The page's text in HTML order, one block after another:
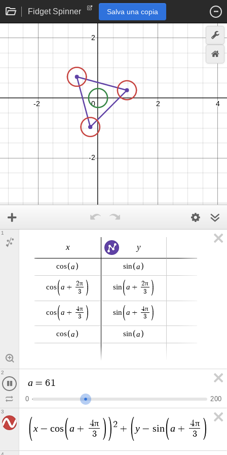
Fidget Spinner Salva una copia
x y
cos a sin a
cos a + 2π
3
sin a + 2π
3
cos a + 4π
3
sin a + 4π
3
cos a sin a
1
a = 62
0 200
2
x − cos a + 4π
3
2 + y − sin a + 4π
3
2
3